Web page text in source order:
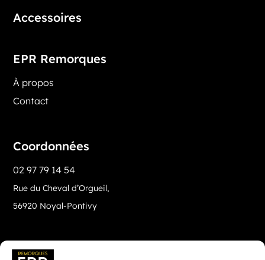
Accessoires
EPR Remorques
À propos
Contact
Coordonnées
02 97 79 14 54
Rue du Cheval d’Orgueil,
56920 Noyal-Pontivy